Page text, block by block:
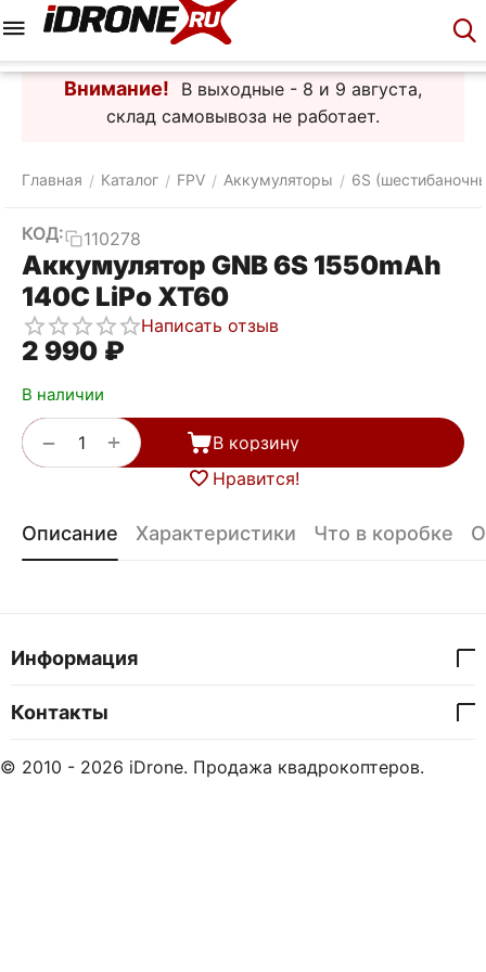
Внимание!
В выходные - 8 и 9 августа,
склад самовывоза не работает.
Главная / Каталог / FPV / Аккумуляторы / 6S
КОД: 110278
Аккумулятор GNB 6S 1550mAh
140C LiPo XT60
Написать отзыв
2 990 ₽
В наличии
+
−
В корзину
Нравится!
Описание Характеристики Что в коробке
Информация
Контакты
© 2010 - 2026 iDrone. Продажа квадрокоптеров.
Корзина